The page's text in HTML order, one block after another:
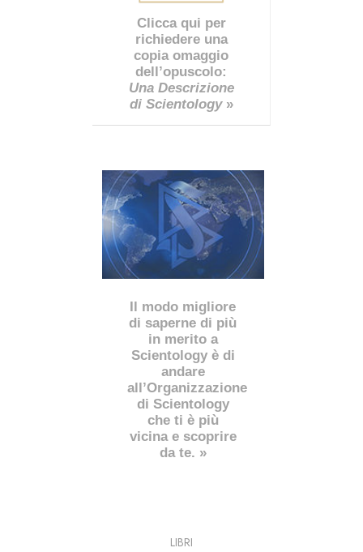
Clicca qui per
richiedere una
copia omaggio
dell’opuscolo:
Una Descrizione
di Scientology»
Il modo migliore
di saperne di più
in merito a
Scientology è di
andare
all’Organizzazione
di Scientology
che ti è più
vicina e scoprire
da te. »
LIBRI